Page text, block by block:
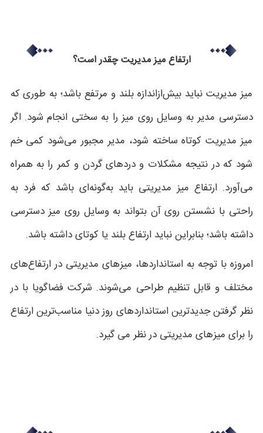
ارتفاع میز مدیریت چقدر است؟
میز مدیریت نباید بیش‌ازاندازه بلند و مرتفع باشد؛ به طوری که
دسترسی مدیر به وسایل روی میز را به سختی انجام شود. اگر
میز مدیریت کوتاه ساخته شود، مدیر مجبور می‌شود کمی خم
شود که در نتیجه مشکلات و دردهای گردن و کمر را به همراه
می‌آورد. ارتفاع میز مدیریتی باید به‌گونه‌ای باشد که فرد به
راحتی با نشستن روی آن بتواند به وسایل روی میز دسترسی
داشته باشد؛ بنابراین نباید ارتفاع بلند یا کوتای داشته باشد.
امروزه با توجه به استانداردها، میزهای مدیریتی در ارتفاع‌های
مختلف و قابل تنظیم طراحی می‌شوند. شرکت فضاگویا با در
نظر گرفتن جدیدترین استانداردهای روز دنیا مناسب‌ترین ارتفاع
را برای میزهای مدیریتی در نظر می گیرد.